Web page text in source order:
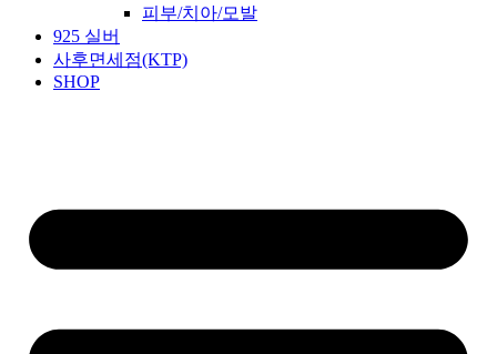
피부/치아/모발
925 실버
사후면세점(KTP)
SHOP